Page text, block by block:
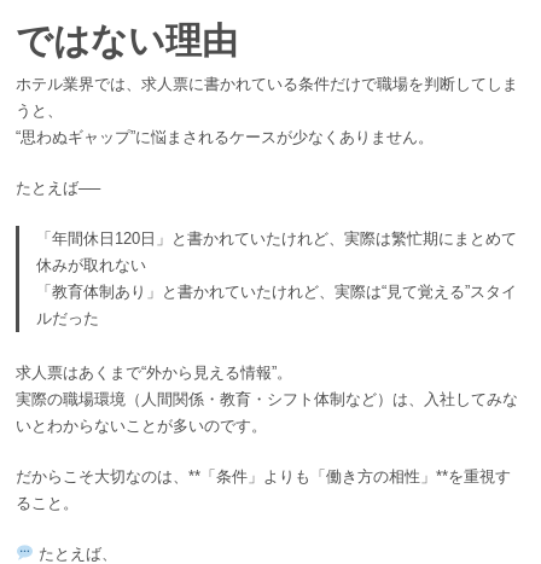
ではない理由
ホテル業界では、求人票に書かれている条件だけで職場を判断してしま
うと、
“思わぬギャップ”に悩まされるケースが少なくありません。
たとえば──
「年間休日120日」と書かれていたけれど、実際は繁忙期にまとめて
休みが取れない
「教育体制あり」と書かれていたけれど、実際は“見て覚える”スタイ
ルだった
求人票はあくまで“外から見える情報”。
実際の職場環境（人間関係・教育・シフト体制など）は、入社してみな
いとわからないことが多いのです。
だからこそ大切なのは、**「条件」よりも「働き方の相性」**を重視す
ること。
たとえば、